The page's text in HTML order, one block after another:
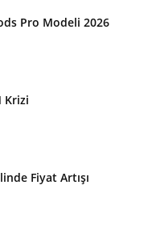
Pro Modeli 2026
Krizi
Fiyat Artışı